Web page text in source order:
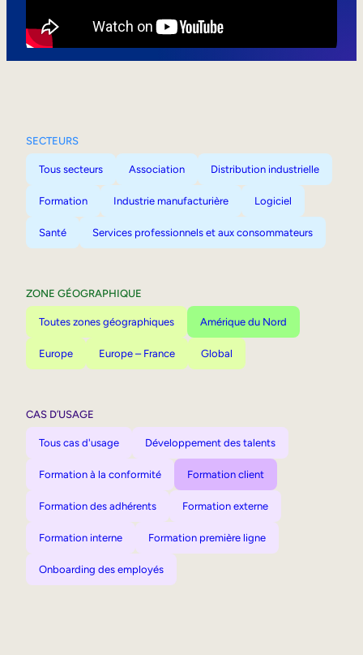
SECTEURS
Tous secteurs Association Distribution industrielle
Formation Industrie manufacturière Logiciel
Santé Services professionnels et aux consommateurs
ZONE GÉOGRAPHIQUE
Toutes zones géographiques Amérique du Nord
Europe Europe – France Global
CAS D’USAGE
Tous cas d'usage Développement des talents
Formation à la conformité Formation client
Formation des adhérents Formation externe
Formation interne Formation première ligne
Onboarding des employés